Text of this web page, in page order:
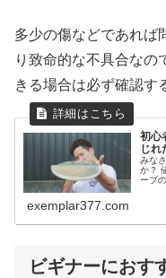
多少の傷などであれば
り致命的な不具合なの
きる場合は必ず確認す
初心
じれ
みな
か？
ーブ
exemplar377.com
ビギナーにおす